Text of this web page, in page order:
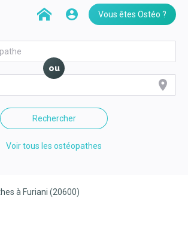
Vous êtes Ostéo ?
ou
Rechercher
Voir tous les ostéopathes
à Furiani (20600)